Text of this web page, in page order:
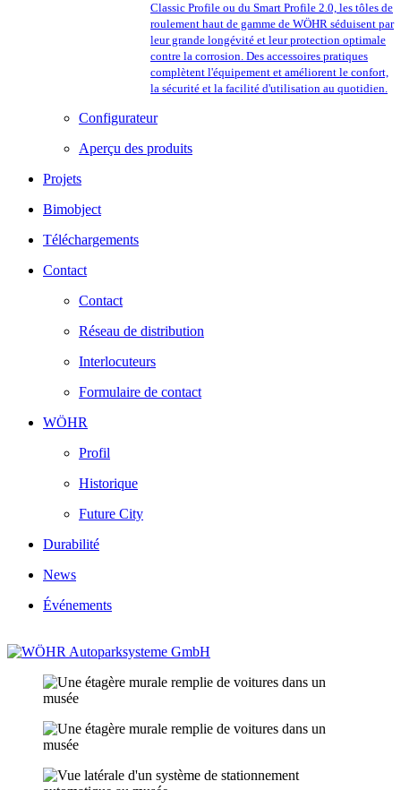
Classic Profile ou du Smart Profile 2.0, les tôles de
roulement haut de gamme de WÖHR séduisent par
leur grande longévité et leur protection optimale
contre la corrosion. Des accessoires pratiques
complètent l'équipement et améliorent le confort,
la sécurité et la facilité d'utilisation au quotidien.
Configurateur
Aperçu des produits
Projets
Bimobject
Téléchargements
Contact
Contact
Réseau de distribution
Interlocuteurs
Formulaire de contact
WÖHR
Profil
Historique
Future City
Durabilité
News
Événements